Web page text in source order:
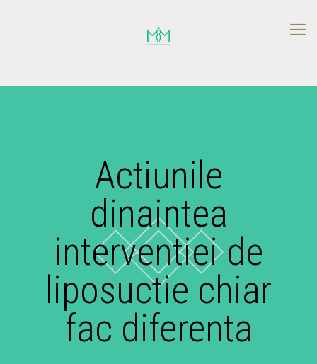
Actiunile
dinaintea
interventiei de
liposuctie chiar
fac diferenta